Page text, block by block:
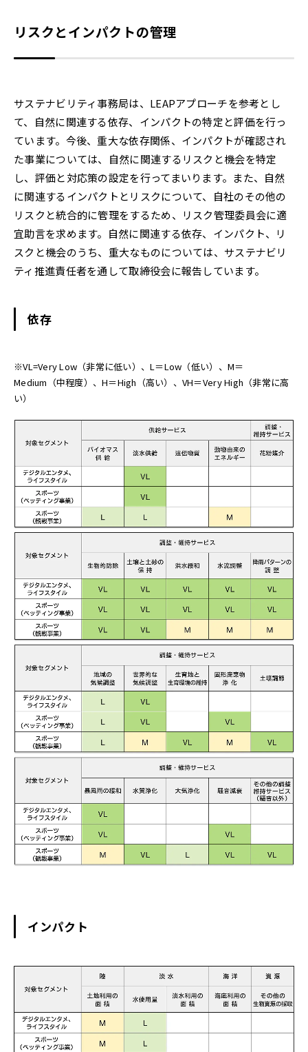
リスクとインパクトの管理
サステナビリティ事務局は、LEAPアプローチを参考とし
て、自然に関連する依存、インパクトの特定と評価を行っ
ています。今後、重大な依存関係、インパクトが確認され
た事業については、自然に関連するリスクと機会を特定
し、評価と対応策の設定を行ってまいります。また、自然
に関連するインパクトとリスクについて、自社のその他の
リスクと統合的に管理をするため、リスク管理委員会に適
宜助言を求めます。自然に関連する依存、インパクト、リ
スクと機会のうち、重大なものについては、サステナビリ
ティ推進責任者を通して取締役会に報告しています。
依存
※VL=Very Low（非常に低い）、L＝Low（低い）、M＝
Medium（中程度）、H＝High（高い）、VH＝Very High（非常に高
い）
インパクト